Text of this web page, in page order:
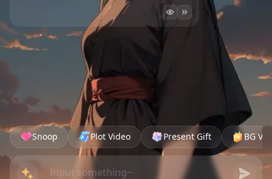
Snoop Plot Video Present Gift BG